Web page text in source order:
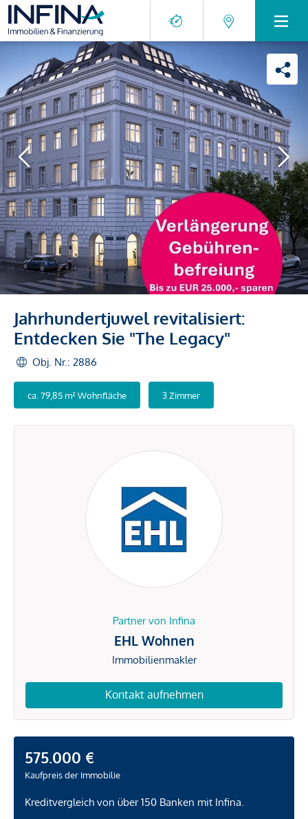
Jahrhundertjuwel revitalisiert:
Entdecken Sie "The Legacy"
Obj. Nr.: 2886
ca. 79,85 m² Wohnfläche 3 Zimmer
Partner von Infina
EHL Wohnen
Immobilienmakler
Kontakt aufnehmen
575.000 €
Kaufpreis der Immobilie
Kreditvergleich von über 150 Banken mit Infina.